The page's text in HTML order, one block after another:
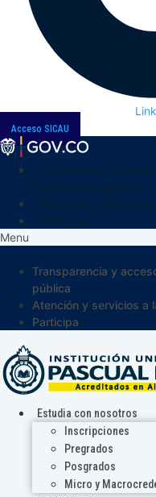
Acceso SICAU
Menu
Transparencia y
pública
Atención y servicios a
Participa
Estudia con nosotros
Inscripciones
Pregrados
Posgrados
Micro y